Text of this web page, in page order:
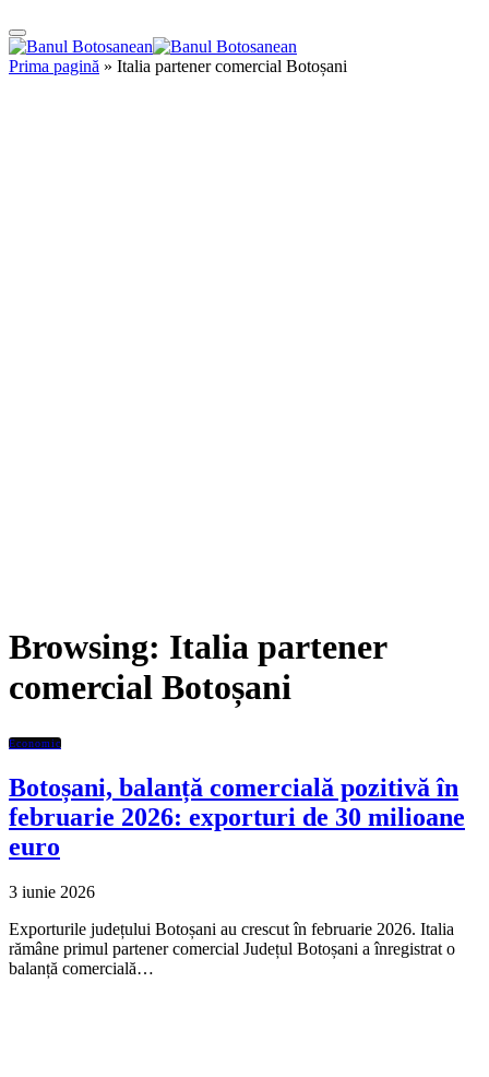
Prima pagină » Italia partener comercial Botoșani
Browsing: Italia partener
comercial Botoșani
Economic
Botoșani, balanță comercială pozitivă în
februarie 2026: exporturi de 30 milioane
euro
3 iunie 2026
Exporturile județului Botoșani au crescut în februarie 2026. Italia
rămâne primul partener comercial Județul Botoșani a înregistrat o
balanță comercială…